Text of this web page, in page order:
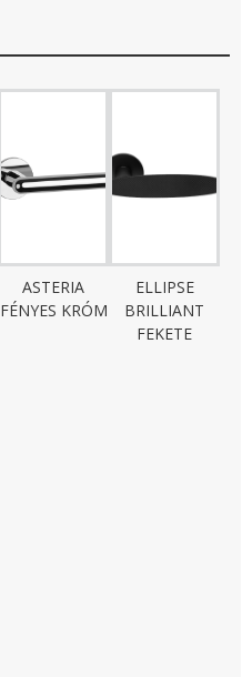
ASTERIA
FÉNYES KRÓM
ELLIPSE
BRILLIANT
FEKETE